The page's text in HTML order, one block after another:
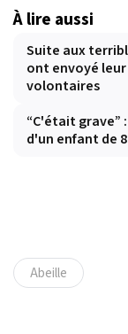
À lire aussi
Suite aux
ont envoyé
volontaires
“C'était grave”
d'un enfant de
Abeille